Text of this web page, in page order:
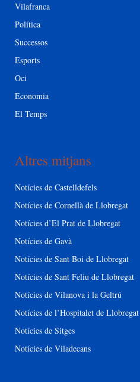
Vilafranca
Política
Successos
Esports
Oci
Economia
El Temps
Altres mitjans
Notícies de Castelldefels
Notícies de Cornellà de Llobregat
Notícies d’El Prat de Llobregat
Notícies de Gavà
Notícies de Sant Boi de Llobregat
Notícies de Sant Feliu de Llobregat
Notícies de Vilanova i la Geltrú
Notícies de l’Hospitalet de Llobregat
Notícies de Sitges
Notícies de Viladecans